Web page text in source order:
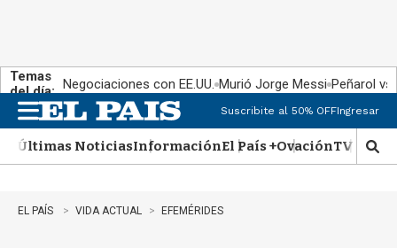
Temas
del día: Negociaciones con EE.UU. Murió Jorge Messi Peñarol
n
u
Suscribite al 50% OFFIngresar
Últimas NoticiasInformaciónEl País +OvaciónTV Show
M
o
EL PAÍS VIDA ACTUAL EFEMÉRIDES